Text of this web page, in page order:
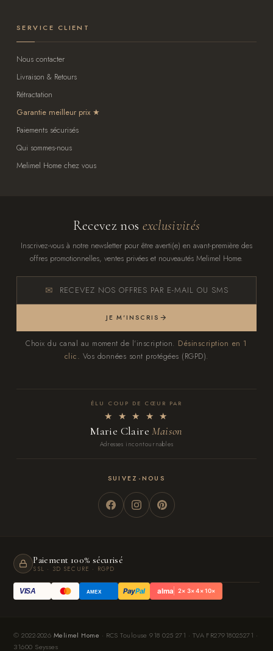
SERVICE CLIENT
Nous contacter
Livraison & Retours
Rétractation
Garantie meilleur prix
Paiements sécurisés
Qui sommes-nous
Melimel Home chez vous
Recevez nos exclusivités
Inscrivez-vous à notre newsletter pour être averti(e) en avant-première des
offres promotionnelles, ventes privées et nouveautés Melimel Home.
RECEVEZ NOS OFFRES PAR E-MAIL OU SMS
JE M'INSCRIS
Choix du canal au moment de l'inscription. Désinscription en 1
clic. Vos données sont protégées (RGPD).
ÉLU COUP DE CŒUR PAR
★ ★ ★ ★ ★
Marie ClaireMaison
Adresses incontournables
SUIVEZ-NOUS
Paiement 100% sécurisé
SSL · 3D SECURE · RGPD
VISA AMEX PayPal alma 2× 3× 4× 10×
© 2022-2026 Melimel Home · RCS Toulouse 918 025 271 · TVA FR27918025271 ·
31600 Seysses